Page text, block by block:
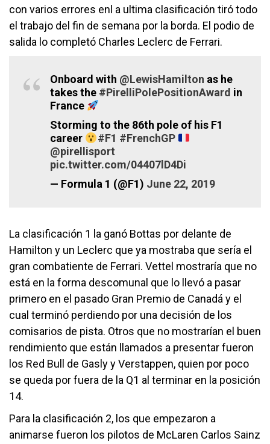
con varios errores enl a ultima clasificación tiró todo
el trabajo del fin de semana por la borda. El podio de
salida lo completó Charles Leclerc de Ferrari.
Onboard with @LewisHamilton as he
takes the #PirelliPolePositionAward in
France
Storming to the 86th pole of his F1
career
#F1 #FrenchGP
@pirellisport
pic.twitter.com/04407lD4Di
— Formula 1 (@F1) June 22, 2019
La clasificación 1 la ganó Bottas por delante de
Hamilton y un Leclerc que ya mostraba que sería el
gran combatiente de Ferrari. Vettel mostraría que no
está en la forma descomunal que lo llevó a pasar
primero en el pasado Gran Premio de Canadá y el
cual terminó perdiendo por una decisión de los
comisarios de pista. Otros que no mostrarían el buen
rendimiento que están llamados a presentar fueron
los Red Bull de Gasly y Verstappen, quien por poco
se queda por fuera de la Q1 al terminar en la posición
14.
Para la clasificación 2, los que empezaron a
animarse fueron los pilotos de McLaren Carlos Sainz